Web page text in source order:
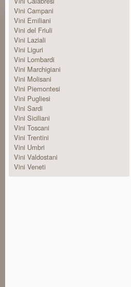
Vini Campani
Vini Emiliani
Vini del Friuli
Vini Laziali
Vini Liguri
Vini Lombardi
Vini Marchigiani
Vini Molisani
Vini Piemontesi
Vini Pugliesi
Vini Sardi
Vini Siciliani
Vini Toscani
Vini Trentini
Vini Umbri
Vini Valdostani
Vini Veneti